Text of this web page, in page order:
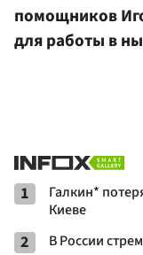
помощников
для работы в
1
Галкин*
Киеве
2 В России